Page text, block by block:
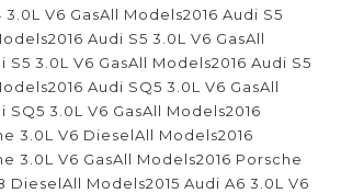
3.0L V6 GasAll Models2016 Audi S5
Audi S5 3.0L V6 GasAll
S5 3.0L V6 GasAll Models2016 Audi S5
Audi SQ5 3.0L V6 GasAll
SQ5 3.0L V6 GasAll Models2016
3.0L V6 DieselAll Models2016
3.0L V6 GasAll Models2016 Porsche
DieselAll Models2015 Audi A6 3.0L V6